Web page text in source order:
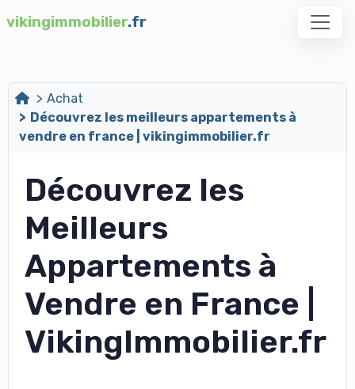
vikingimmobilier.fr
Achat
Découvrez les meilleurs appartements à
vendre en france | vikingimmobilier.fr
Découvrez les
Meilleurs
Appartements à
Vendre en France |
VikingImmobilier.fr